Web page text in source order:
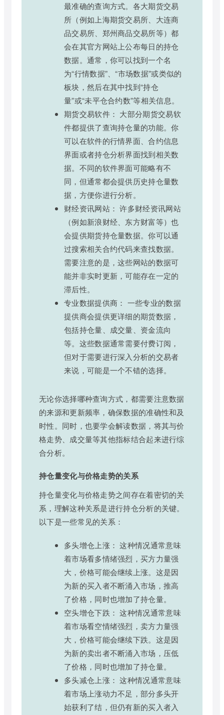
最准确的查询方式。各大期货交易
所（例如上海期货交易所、大连商
品交易所、郑州商品交易所等）都
会在其官方网站上公布每日的持仓
数据。通常，你可以找到一个名
为“行情数据”、“市场数据”或类似的
板块，然后在其中找到“持仓
量”或“未平仓合约数”等相关信息。
期货交易软件： 大部分期货交易软
件都提供了查询持仓量的功能。你
可以在软件的行情界面、合约信息
界面或者持仓分析界面找到相关数
据。不同的软件界面可能略有不
同，但通常都会提供历史持仓量数
据，方便你进行分析。
财经资讯网站： 许多财经资讯网站
（例如新浪财经、东方财富等）也
会提供期货持仓量数据。你可以通
过搜索相关合约代码来查找数据。
需要注意的是，这些网站的数据可
能并非实时更新，可能存在一定的
滞后性。
专业数据提供商： 一些专业的数据
提供商会提供更详细的期货数据，
包括持仓量、成交量、资金流向
等。这些数据通常需要付费订阅，
但对于需要进行深入分析的交易者
来说，可能是一个不错的选择。
无论你选择哪种查询方式，都需要注意数据
的来源和更新频率，确保数据的准确性和及
时性。同时，也要学会解读数据，将其与价
格走势、成交量等其他指标结合起来进行综
合分析。
持仓量变化与价格走势的关系
持仓量变化与价格走势之间存在着密切的关
系，理解这种关系是进行持仓分析的关键。
以下是一些常见的关系：
多头增仓上涨： 这种情况通常意味
着市场看多情绪强烈，买方力量强
大，价格可能会继续上涨。这是因
为新的买入者不断涌入市场，推高
了价格，同时也增加了持仓量。
空头增仓下跌： 这种情况通常意味
着市场看空情绪强烈，卖方力量强
大，价格可能会继续下跌。这是因
为新的卖出者不断涌入市场，压低
了价格，同时也增加了持仓量。
多头减仓上涨： 这种情况通常意味
着市场上涨动力不足，部分多头开
始获利了结，但仍有新的买入者入